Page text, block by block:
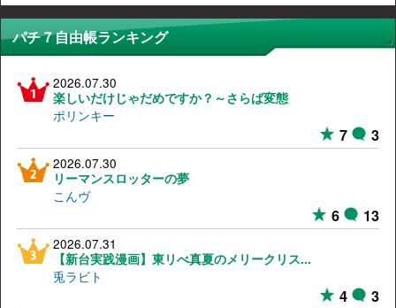
パチ７自由帳ランキング
2026.07.30
楽しいだけじゃだめですか？～さらば変態
ポリンキー
7 3
2026.07.30
リーマンスロッターの夢
こんヴ
6 13
2026.07.31
【新台実践漫画】東リべ真夏のメリークリス...
兎ラビト
4 3